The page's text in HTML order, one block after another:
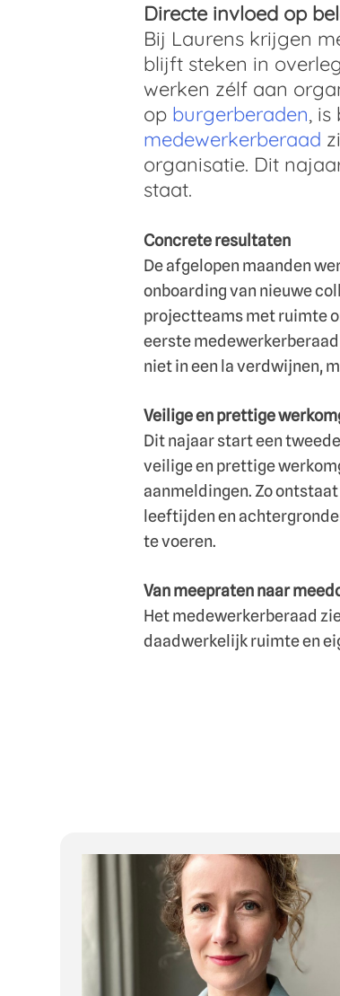
Directe invloed op
Bij Laurens krijgen
blijft steken in
werken zélf aan
op burgerberaden,
medewerkerberaad
organisatie. Dit
staat.
Concrete resultaten
De afgelopen maanden
onboarding van nieuwe
projectteams met ruimte
eerste
niet in een la verdwijnen,
Veilige en prettige
Dit najaar start een
veilige en prettige
aanmeldingen. Zo
leeftijden en
te voeren.
Van meepraten naar
Het medewerkerberaad
daadwerkelijk ruimte en